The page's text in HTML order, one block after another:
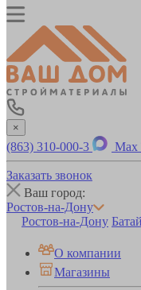
×
(863) 310-000-3 Max
Заказать звонок
Ваш город:
Ростов-на-Дону
Ростов-на-Дону
О компании
Магазины